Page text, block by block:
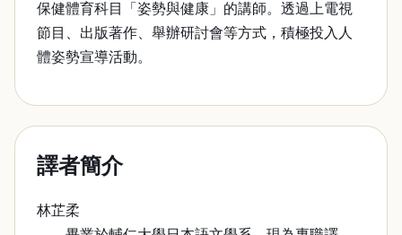
保健體育科目「姿勢與健康」的講師。透過上電視
節目、出版著作、舉辦研討會等方式，積極投入人
體姿勢宣導活動。
譯者簡介
林芷柔